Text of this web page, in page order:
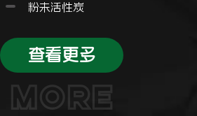
粉未活性炭
查看更多
MORE